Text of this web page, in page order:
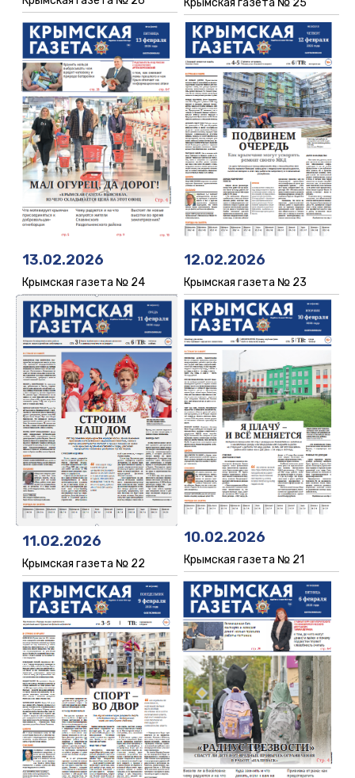
13.02.2026
Крымская газета № 24
12.02.2026
Крымская газета № 23
11.02.2026
Крымская газета № 22
10.02.2026
Крымская газета № 21